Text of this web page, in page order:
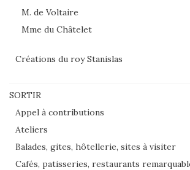
M. de Voltaire
Mme du Châtelet
Créations du roy Stanislas
SORTIR
Appel à contributions
Ateliers
Balades, gites, hôtellerie, sites à visiter
Cafés, patisseries, restaurants